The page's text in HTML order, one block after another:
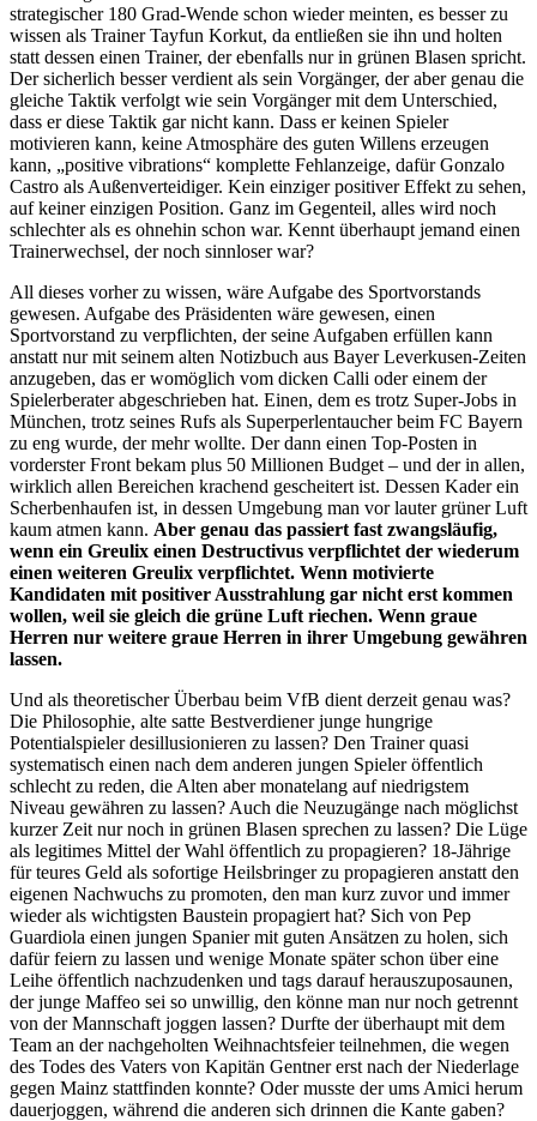
strategischer 180 Grad-Wende schon wieder meinten, es besser zu
wissen als Trainer Tayfun Korkut, da entließen sie ihn und holten
statt dessen einen Trainer, der ebenfalls nur in grünen Blasen spricht.
Der sicherlich besser verdient als sein Vorgänger, der aber genau die
gleiche Taktik verfolgt wie sein Vorgänger mit dem Unterschied,
dass er diese Taktik gar nicht kann. Dass er keinen Spieler
motivieren kann, keine Atmosphäre des guten Willens erzeugen
kann, „positive vibrations“ komplette Fehlanzeige, dafür Gonzalo
Castro als Außenverteidiger. Kein einziger positiver Effekt zu sehen,
auf keiner einzigen Position. Ganz im Gegenteil, alles wird noch
schlechter als es ohnehin schon war. Kennt überhaupt jemand einen
Trainerwechsel, der noch sinnloser war?
All dieses vorher zu wissen, wäre Aufgabe des Sportvorstands
gewesen. Aufgabe des Präsidenten wäre gewesen, einen
Sportvorstand zu verpflichten, der seine Aufgaben erfüllen kann
anstatt nur mit seinem alten Notizbuch aus Bayer Leverkusen-Zeiten
anzugeben, das er womöglich vom dicken Calli oder einem der
Spielerberater abgeschrieben hat. Einen, dem es trotz Super-Jobs in
München, trotz seines Rufs als Superperlentaucher beim FC Bayern
zu eng wurde, der mehr wollte. Der dann einen Top-Posten in
vorderster Front bekam plus 50 Millionen Budget – und der in allen,
wirklich allen Bereichen krachend gescheitert ist. Dessen Kader ein
Scherbenhaufen ist, in dessen Umgebung man vor lauter grüner Luft
kaum atmen kann. Aber genau das passiert fast zwangsläufig,
wenn ein Greulix einen Destructivus verpflichtet der wiederum
einen weiteren Greulix verpflichtet. Wenn motivierte
Kandidaten mit positiver Ausstrahlung gar nicht erst kommen
wollen, weil sie gleich die grüne Luft riechen. Wenn graue
Herren nur weitere graue Herren in ihrer Umgebung gewähren
lassen.
Und als theoretischer Überbau beim VfB dient derzeit genau was?
Die Philosophie, alte satte Bestverdiener junge hungrige
Potentialspieler desillusionieren zu lassen? Den Trainer quasi
systematisch einen nach dem anderen jungen Spieler öffentlich
schlecht zu reden, die Alten aber monatelang auf niedrigstem
Niveau gewähren zu lassen? Auch die Neuzugänge nach möglichst
kurzer Zeit nur noch in grünen Blasen sprechen zu lassen? Die Lüge
als legitimes Mittel der Wahl öffentlich zu propagieren? 18-Jährige
für teures Geld als sofortige Heilsbringer zu propagieren anstatt den
eigenen Nachwuchs zu promoten, den man kurz zuvor und immer
wieder als wichtigsten Baustein propagiert hat? Sich von Pep
Guardiola einen jungen Spanier mit guten Ansätzen zu holen, sich
dafür feiern zu lassen und wenige Monate später schon über eine
Leihe öffentlich nachzudenken und tags darauf herauszuposaunen,
der junge Maffeo sei so unwillig, den könne man nur noch getrennt
von der Mannschaft joggen lassen? Durfte der überhaupt mit dem
Team an der nachgeholten Weihnachtsfeier teilnehmen, die wegen
des Todes des Vaters von Kapitän Gentner erst nach der Niederlage
gegen Mainz stattfinden konnte? Oder musste der ums Amici herum
dauerjoggen, während die anderen sich drinnen die Kante gaben?